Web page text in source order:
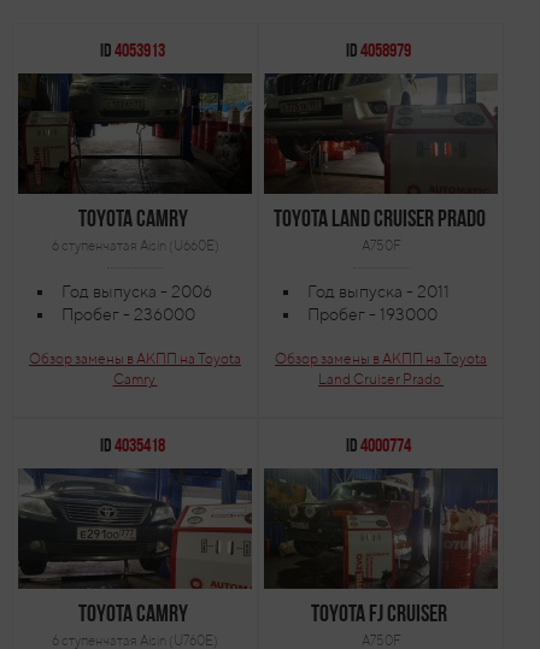
ID4053913
Toyota Camry
6 ступенчатая Aisin (U660E)
Год выпуска - 2006
Пробег - 236000
Обзор замены в АКПП на Toyota
Camry
ID4058979
Toyota Land Cruiser Prado
A750F
Год выпуска - 2011
Пробег - 193000
Обзор замены в АКПП на Toyota
Land Cruiser Prado
ID4035418
Toyota Camry
6 ступенчатая Aisin (U760E)
ID4000774
Toyota FJ Cruiser
A750F